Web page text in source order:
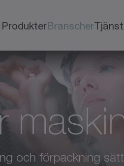
ProdukterBranscher
och förpackning